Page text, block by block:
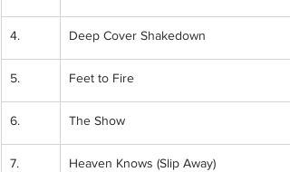
4. Deep Cover Shakedown
5. Feet to Fire
6. The Show
7. Heaven Knows (Slip Away)